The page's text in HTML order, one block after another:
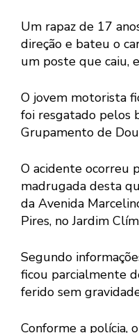
Um rapaz de 17
direção e bateu o
um poste que caiu,
O jovem motorista
foi resgatado pelos
Grupamento de
O acidente ocorreu
madrugada desta
da Avenida
Pires, no Jardim
Segundo
ficou parcialmente
ferido sem
Conforme a polícia,